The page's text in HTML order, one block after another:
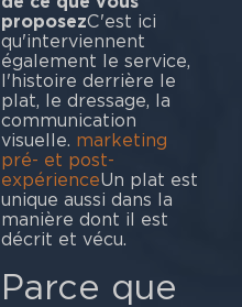
proposezC'est ici
qu'interviennent
également le service,
l'histoire derrière le
plat, le dressage, la
communication
visuelle. marketing
pré- et post-
expérienceUn plat est
unique aussi dans la
manière dont il est
décrit et vécu.
Parce que